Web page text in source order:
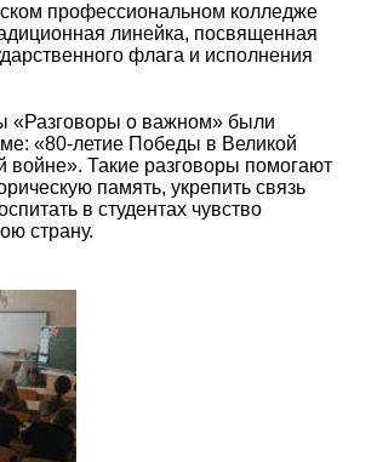
профессиональном колледже
линейка, посвященная
флага и исполнения
«Разговоры о важном» были
«80-летие Победы в Великой
войне». Такие разговоры помогают
память, укрепить связь
в студентах чувство
страну.